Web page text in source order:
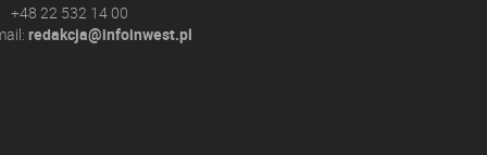
+48 22 532 14 00
redakcja@infoinwest.pl